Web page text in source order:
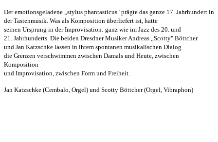
Der emotionsgeladene „stylus phantasticus" prägte das ganze 17. Jahrhundert in
der Tastenmusik. Was als Komposition überliefert ist, hatte
seinen Ursprung in der Improvisation: ganz wie im Jazz des 20. und
21. Jahrhunderts. Die beiden Dresdner Musiker Andreas „Scotty" Böttcher
und Jan Katzschke lassen in ihrem spontanen musikalischen Dialog
die Grenzen verschwimmen zwischen Damals und Heute, zwischen
Komposition
und Improvisation, zwischen Form und Freiheit.
Jan Katzschke (Cembalo, Orgel) und Scotty Böttcher (Orgel, Vibraphon)